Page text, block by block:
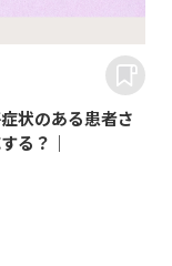
状のある患者さ
る？｜